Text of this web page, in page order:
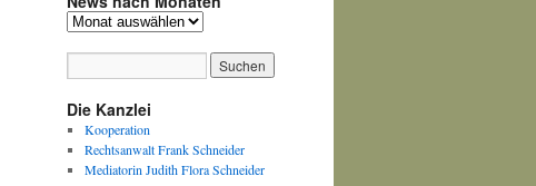
News
Die Kanzlei
Kooperation
Rechtsanwalt Frank Schneider
Mediatorin Judith Flora Schneider